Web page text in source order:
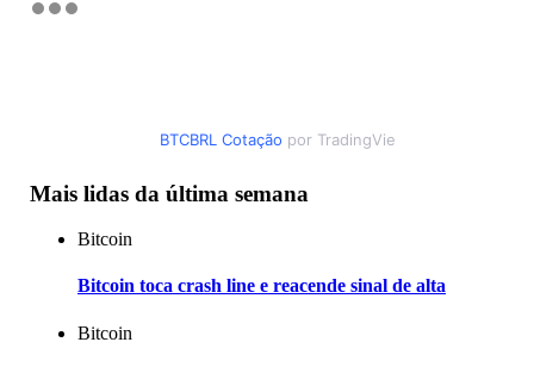
BTCBRL Cotação por TradingVie
Mais lidas da última semana
Bitcoin
Bitcoin toca crash line e reacende sinal de alta
Bitcoin